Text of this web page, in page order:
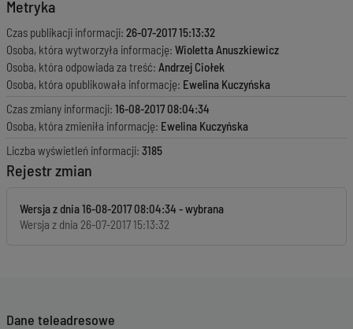
Metryka
Czas publikacji informacji: 26-07-2017 15:13:32
Osoba, która wytworzyła informację: Wioletta Anuszkiewicz
Osoba, która odpowiada za treść: Andrzej Ciołek
Osoba, która opublikowała informację: Ewelina Kuczyńska
Czas zmiany informacji: 16-08-2017 08:04:34
Osoba, która zmieniła informację: Ewelina Kuczyńska
Liczba wyświetleń informacji: 3185
Rejestr zmian
Wersja z dnia16-08-2017 08:04:34
Wersja z dnia 26-07-2017 15:13:32
Dane teleadresowe